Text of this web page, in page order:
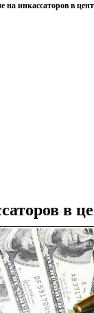
на инкассаторов в
в